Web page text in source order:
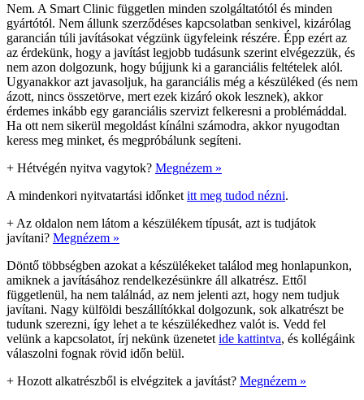
Nem. A Smart Clinic független minden szolgáltatótól és minden
gyártótól. Nem állunk szerződéses kapcsolatban senkivel, kizárólag
garancián túli javításokat végzünk ügyfeleink részére. Épp ezért az
az érdekünk, hogy a javítást legjobb tudásunk szerint elvégezzük, és
nem azon dolgozunk, hogy bújjunk ki a garanciális feltételek alól.
Ugyanakkor azt javasoljuk, ha garanciális még a készüléked (és nem
ázott, nincs összetörve, mert ezek kizáró okok lesznek), akkor
érdemes inkább egy garanciális szervizt felkeresni a problémáddal.
Ha ott nem sikerül megoldást kínálni számodra, akkor nyugodtan
keress meg minket, és megpróbálunk segíteni.
+ Hétvégén nyitva vagytok? Megnézem »
A mindenkori nyitvatartási időnket itt meg tudod nézni.
+ Az oldalon nem látom a készülékem típusát, azt is tudjátok
javítani? Megnézem »
Döntő többségben azokat a készülékeket találod meg honlapunkon,
amiknek a javításához rendelkezésünkre áll alkatrész. Ettől
függetlenül, ha nem találnád, az nem jelenti azt, hogy nem tudjuk
javítani. Nagy külföldi beszállítókkal dolgozunk, sok alkatrészt be
tudunk szerezni, így lehet a te készülékedhez valót is. Vedd fel
velünk a kapcsolatot, írj nekünk üzenetet ide kattintva, és kollégáink
válaszolni fognak rövid időn belül.
+ Hozott alkatrészből is elvégzitek a javítást? Megnézem »